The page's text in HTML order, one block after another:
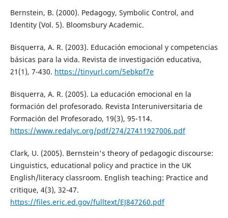
Bernstein, B. (2000). Pedagogy, Symbolic Control, and
Identity (Vol. 5). Bloomsbury Academic.
Bisquerra, A. R. (2003). Educación emocional y competencias
básicas para la vida. Revista de investigación educativa,
21(1), 7-430. https://tinyurl.com/5ebkpf7e
Bisquerra, A. R. (2005). La educación emocional en la
formación del profesorado. Revista Interuniversitaria de
Formación del Profesorado, 19(3), 95-114.
https://www.redalyc.org/pdf/274/27411927006.pdf
Clark, U. (2005). Bernstein's theory of pedagogic discourse:
Linguistics, educational policy and practice in the UK
English/literacy classroom. English teaching: Practice and
critique, 4(3), 32-47.
https://files.eric.ed.gov/fulltext/EJ847260.pdf